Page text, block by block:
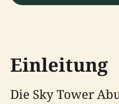
Einleitung
Die Sky Tower